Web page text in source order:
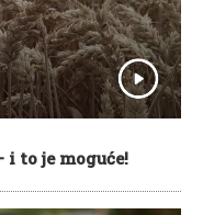
i to je moguće!